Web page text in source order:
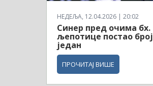
НЕДЕЉА, 12.04.2026 | 20:02
Синер пред очима бх.
љепотице постао број
један
ПРОЧИТАЈ ВИШЕ